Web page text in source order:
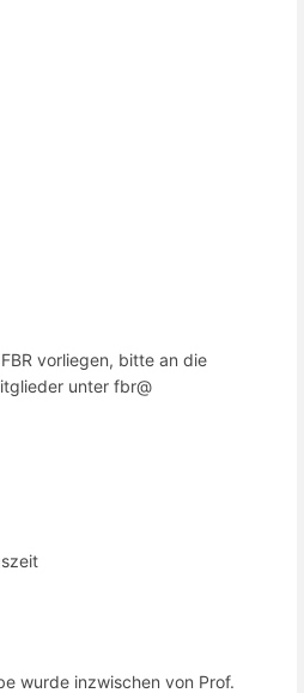
vorliegen, bitte an die
unter fbr@
wurde inzwischen von Prof.